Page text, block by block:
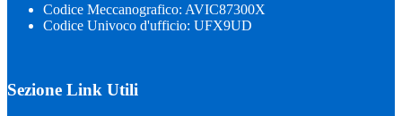
Codice Meccanografico: AVIC87300X
Codice Univoco d'ufficio: UFX9UD
Sezione Link Utili